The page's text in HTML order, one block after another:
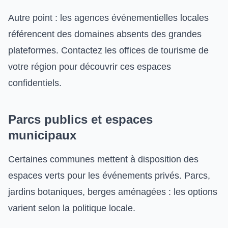
Autre point : les agences événementielles locales
référencent des domaines absents des grandes
plateformes. Contactez les offices de tourisme de
votre région pour découvrir ces espaces
confidentiels.
Parcs publics et espaces
municipaux
Certaines communes mettent à disposition des
espaces verts pour les événements privés. Parcs,
jardins botaniques, berges aménagées : les options
varient selon la politique locale.